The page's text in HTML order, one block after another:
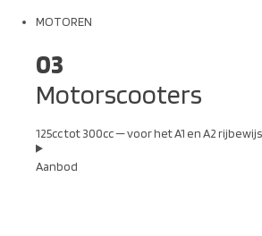
MOTOREN
03
Motorscooters
125cc tot 300cc — voor het A1 en A2 rijbewijs.
Aanbod